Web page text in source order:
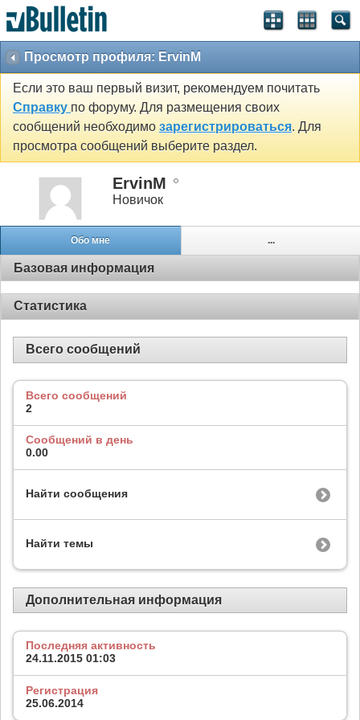
Просмотр профиля: ErvinM
Если это ваш первый визит, рекомендуем почитать
Справку по форуму. Для размещения своих
сообщений необходимо зарегистрироваться. Для
просмотра сообщений выберите раздел.
ErvinM
Новичок
Обо мне ...
Базовая информация
Статистика
Всего сообщений
Всего сообщений
2
Сообщений в день
0.00
Найти сообщения
Найти темы
Дополнительная информация
Последняя активность
24.11.2015 01:03
Регистрация
25.06.2014